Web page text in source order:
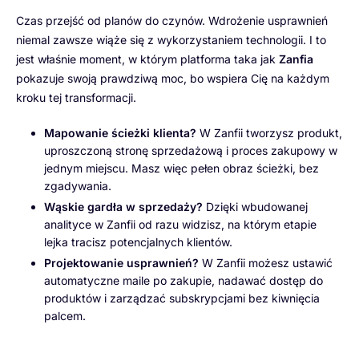
Czas przejść od planów do czynów. Wdrożenie usprawnień
niemal zawsze wiąże się z wykorzystaniem technologii. I to
jest właśnie moment, w którym platforma taka jak Zanfia
pokazuje swoją prawdziwą moc, bo wspiera Cię na każdym
kroku tej transformacji.
Mapowanie ścieżki klienta? W Zanfii tworzysz produkt,
uproszczoną stronę sprzedażową i proces zakupowy w
jednym miejscu. Masz więc pełen obraz ścieżki, bez
zgadywania.
Wąskie gardła w sprzedaży? Dzięki wbudowanej
analityce w Zanfii od razu widzisz, na którym etapie
lejka tracisz potencjalnych klientów.
Projektowanie usprawnień? W Zanfii możesz ustawić
automatyczne maile po zakupie, nadawać dostęp do
produktów i zarządzać subskrypcjami bez kiwnięcia
palcem.